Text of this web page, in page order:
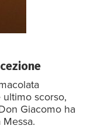
scorso,
Giacomo ha